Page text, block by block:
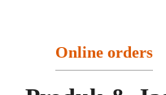
Online orders